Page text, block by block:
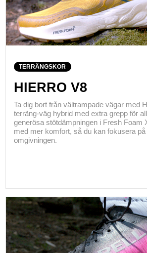
TERRÄNGSKOR
HIERRO V8
Ta dig bort från vältrampade vägar med
terräng-väg hybrid med extra grepp för
generösa stötdämpningen i Fresh Foam
med mer komfort, så du kan fokusera
omgivningen.